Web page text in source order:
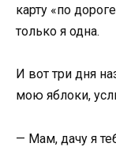
карту «по
только я одна.
И вот три дня
мою яблоки,
— Мам, дачу я